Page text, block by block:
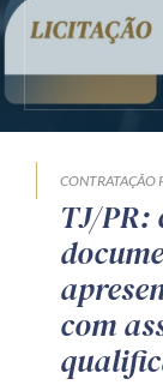
CONTRATAÇÃO
TJ/PR:
com